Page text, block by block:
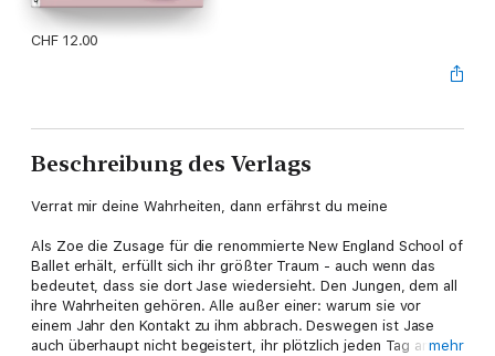
CHF 12.00
Beschreibung des Verlags
Verrat mir deine Wahrheiten, dann erfährst du meine
Als Zoe die Zusage für die renommierte New England School of
Ballet erhält, erfüllt sich ihr größter Traum - auch wenn das
bedeutet, dass sie dort Jase wiedersieht. Den Jungen, dem all
ihre Wahrheiten gehören. Alle außer einer: warum sie vor
einem Jahr den Kontakt zu ihm abbrach. Deswegen ist Jase
auch überhaupt nicht begeistert, ihr plötzlich jeden Tag an der
mehr